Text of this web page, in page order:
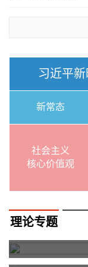
习近平
新常态
社会主义
核心价值观
理论专题